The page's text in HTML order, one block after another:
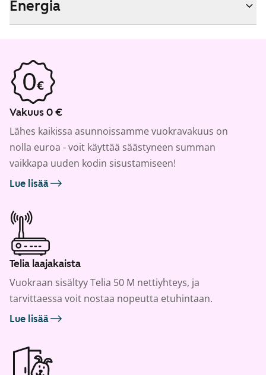
Energia
Vakuus 0 €
Lähes kaikissa asunnoissamme vuokravakuus on
nolla euroa - voit käyttää säästyneen summan
vaikkapa uuden kodin sisustamiseen!
Lue lisää
Telia laajakaista
Vuokraan sisältyy Telia 50 M nettiyhteys, ja
tarvittaessa voit nostaa nopeutta etuhintaan.
Lue lisää